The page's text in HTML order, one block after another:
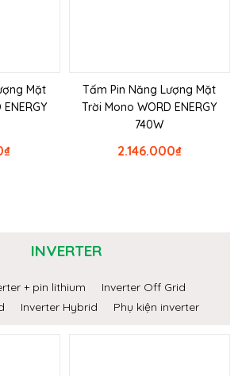
Mặt
₫
Tấm Pin Năng Lượng Mặt
Trời Mono WORD ENERGY
740W
₫
2.146.000
INVERTER
+ pin lithium
Inverter Off Grid
Inverter Hybrid Phụ kiện inverter